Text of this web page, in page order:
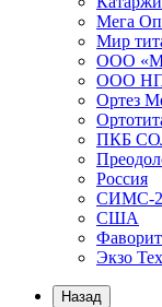
Мега
Мир
ООО
ООО
Ортез
ПКБ
Россия
СИМС-2
США
Фаворит
Экзо
Назад